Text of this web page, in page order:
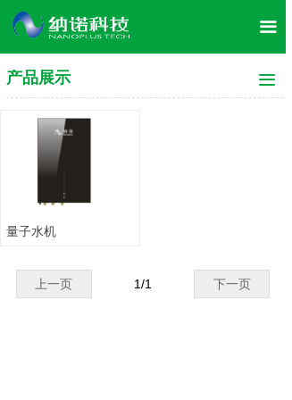
끀
首页
关于我们
企业文化
董事长介绍
案例展示
合作案例
产品展示 끀
量子水机
上一页 下一页
1/1